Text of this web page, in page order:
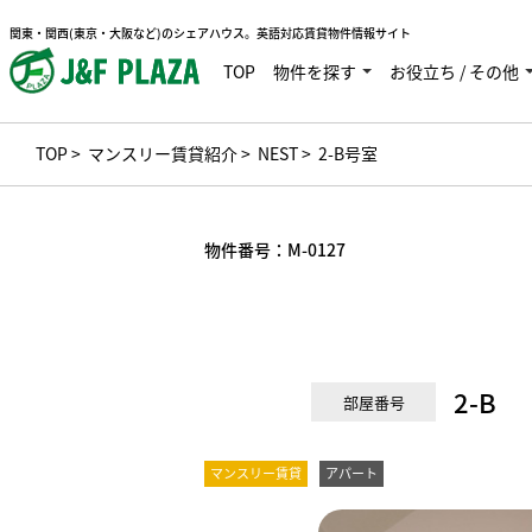
関東・関西(東京・大阪など)のシェアハウス。英語対応賃貸物件情報サイト
TOP 物件を探す お役立ち / その他
TOP> マンスリー賃貸紹介> NEST> 2-B号室
物件番号： M-0127
部屋番号 2-B
マンスリー賃貸 アパート